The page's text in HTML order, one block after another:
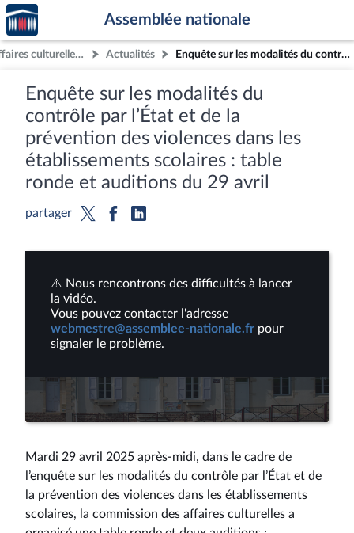
Aller au contenu
Aller en bas de la page
Accèder
à la
page
d'accueil
Assemblée nationale
Commission des affaires culturelles et de l'éducation Actualités Enquête sur les modalités du contrôle par l’État et de la prévention des violences dans les établissements scolaires : table ronde et auditions du 29 avril
Enquête sur les modalités du
contrôle par l’État et de la
prévention des violences dans les
établissements scolaires : table
ronde et auditions du 29 avril
partager
la
vidéo
⚠️ Nous rencontrons des difficultés à lancer
la vidéo.
Vous pouvez contacter l'adresse
webmestre@assemblee-nationale.fr pour
signaler le problème.
Mardi 29 avril 2025 après-midi, dans le cadre de
l’enquête sur les modalités du contrôle par l’État et de
la prévention des violences dans les établissements
scolaires, la commission des affaires culturelles a